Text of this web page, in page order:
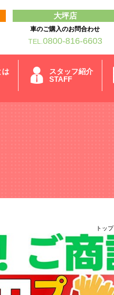
大坪店
車のご購入のお問合わせ
TEL. 0800-816-6603
は
スタッフ紹介
STAFF
トップ